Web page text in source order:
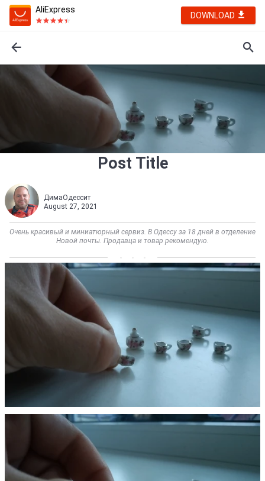
AliExpress
DOWNLOAD
Post Title
ДимаОдессит
August 27, 2021
Очень красивый и миниатюрный сервиз. В Одессу за 18 дней в отделение
Новой почты. Продавца и товар рекомендую.